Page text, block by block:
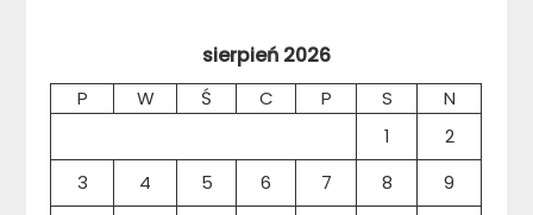
sierpień 2026
P W Ś C P S
N
1
2
3
4 5 6 7 8
9